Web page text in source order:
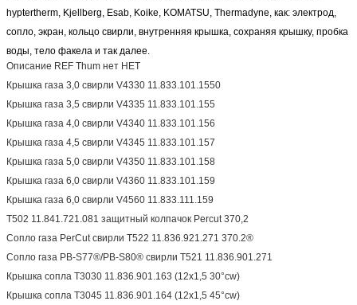
hyptertherm, Kjellberg, Esab, Koike, KOMATSU, Thermadyne, как: электрод,
сопло, экран, кольцо свирли, внутренняя крышка, сохраняя крышку, пробка
воды, тело факела и так далее.
Описание REF Thum нет НЕТ
Крышка газа 3,0 свирли V4330 11.833.101.1550
Крышка газа 3,5 свирли V4335 11.833.101.155
Крышка газа 4,0 свирли V4340 11.833.101.156
Крышка газа 4,5 свирли V4345 11.833.101.157
Крышка газа 5,0 свирли V4350 11.833.101.158
Крышка газа 6,0 свирли V4360 11.833.101.159
Крышка газа 6,0 свирли V4560 11.833.111.159
T502 11.841.721.081 защитный колпачок Percut 370,2
Сопло газа PerCut свирли T522 11.836.921.271 370.2®
Сопло газа PB-S77®/PB-S80® свирли T521 11.836.901.271
Крышка сопла T3030 11.836.901.163 (12x1,5 30°cw)
Крышка сопла T3045 11.836.901.164 (12x1,5 45°cw)